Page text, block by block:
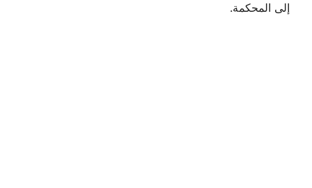
إلى المحكمة.